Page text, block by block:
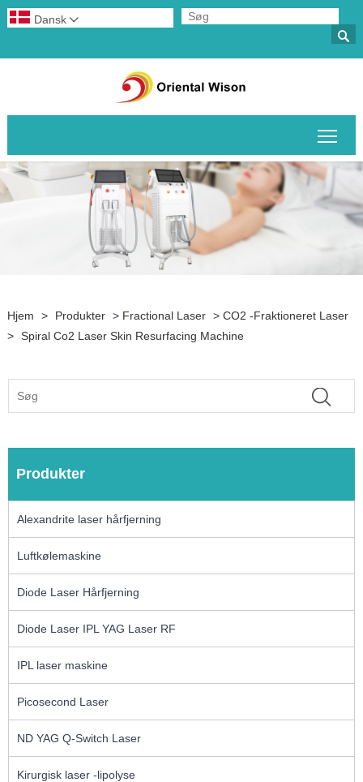

Dansk 
Hjem > Produkter > Fractional Laser > CO2 -fraktioneret Laser
> Spiral Co2 Laser Skin Resurfacing Machine
Produkter
Alexandrite laser hårfjerning
Luftkølemaskine
Diode Laser Hårfjerning
Diode Laser IPL YAG Laser RF
IPL laser maskine
Picosecond Laser
ND YAG Q-Switch Laser
Kirurgisk laser -lipolyse